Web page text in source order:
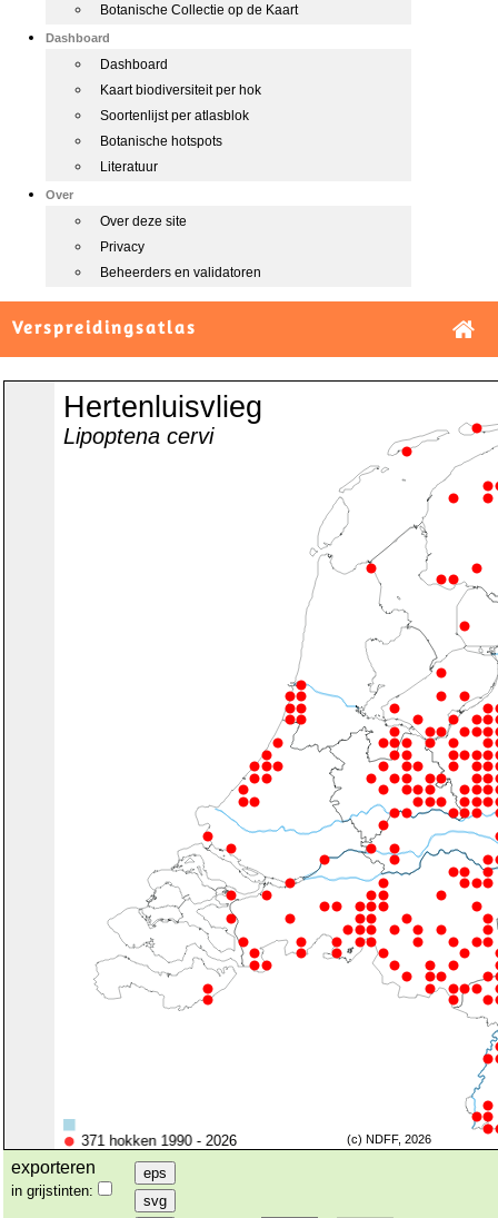
Botanische Collectie op de Kaart
Dashboard
Dashboard
Kaart biodiversiteit per hok
Soortenlijst per atlasblok
Botanische hotspots
Literatuur
Over
Over deze site
Privacy
Beheerders en validatoren
Verspreidingsatlas